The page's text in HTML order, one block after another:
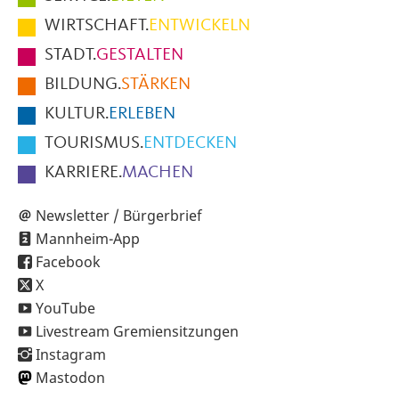
im
Fußbereich
der
Seite
WIRTSCHAFT.ENTWICKELN
STADT.GESTALTEN
BILDUNG.STÄRKEN
KULTUR.ERLEBEN
TOURISMUS.ENTDECKEN
KARRIERE.MACHEN
Newsletter / Bürgerbrief
Mannheim-App
Facebook
X
YouTube
Livestream Gremiensitzungen
Instagram
Mastodon